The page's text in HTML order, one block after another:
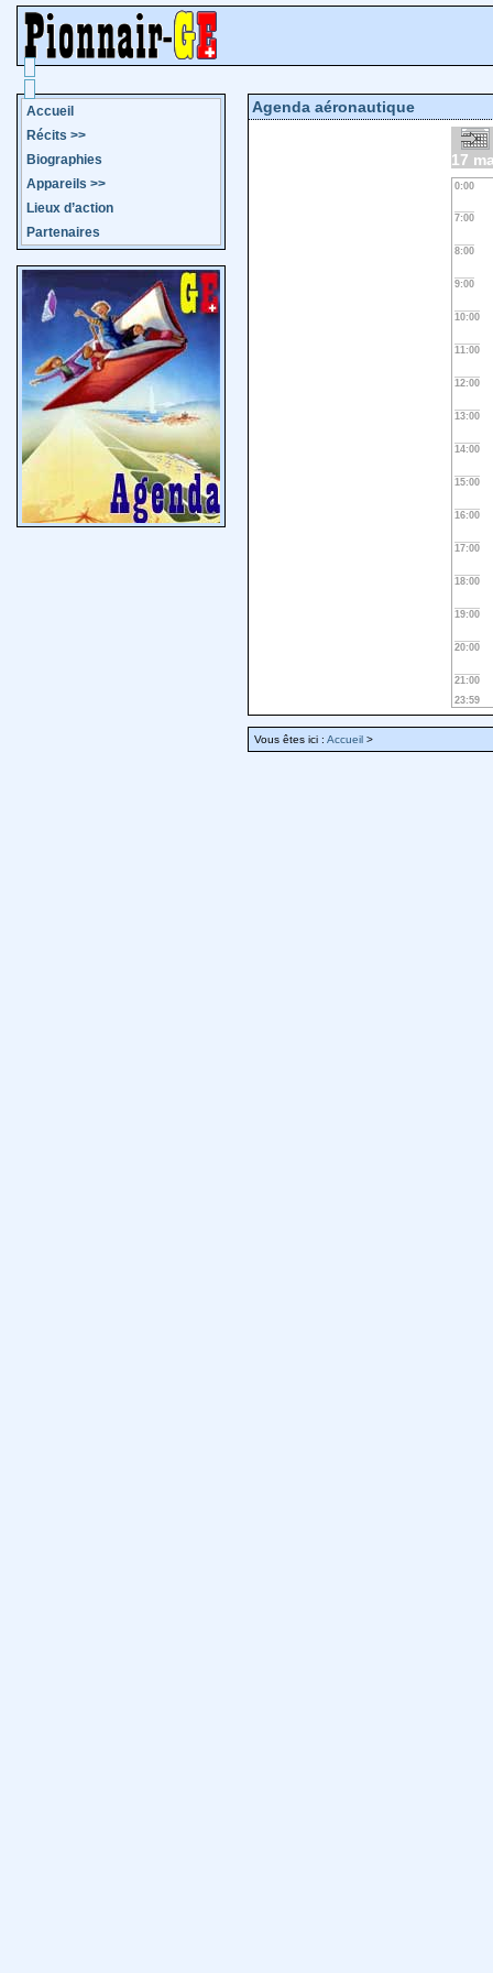
Accueil
Récits >>
Biographies
Appareils >>
Lieux d’action
Partenaires
Agenda aéronautique
17
0:00
7:00
8:00
9:00
10:00
11:00
12:00
13:00
14:00
15:00
16:00
17:00
18:00
19:00
20:00
21:00
23:59
Vous êtes ici : Accueil >